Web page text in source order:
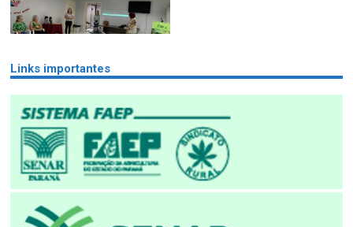
Links importantes